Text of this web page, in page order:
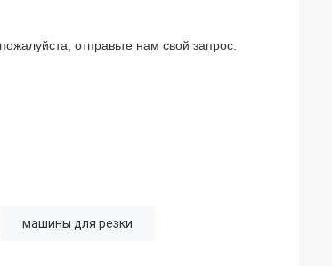
отправьте нам свой запрос.
машины для резки